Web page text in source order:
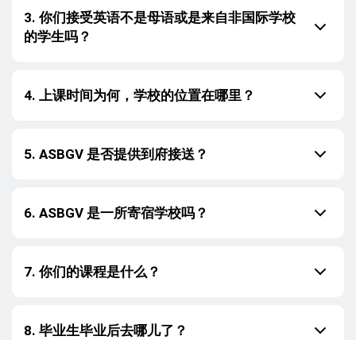
3. 你们接受英语不是母语或是来自非国际学校
的学生吗？
4. 上课时间为何，学校的位置在哪里？
5. ASBGV 是否提供到府接送？
6. ASBGV 是一所寄宿学校吗？
7. 你们的课程是什么？
8. 毕业生毕业后去哪儿了？